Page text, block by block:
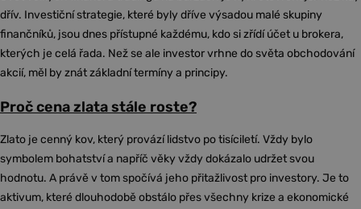
dřív. Investiční strategie, které byly dříve výsadou malé skupiny
finančníků, jsou dnes přístupné každému, kdo si zřídí účet u brokera,
kterých je celá řada. Než se ale investor vrhne do světa obchodování
akcií, měl by znát základní termíny a principy.
Proč cena zlata stále roste?
Zlato je cenný kov, který provází lidstvo po tisíciletí. Vždy bylo
symbolem bohatství a napříč věky vždy dokázalo udržet svou
hodnotu. A právě v tom spočívá jeho přitažlivost pro investory. Je to
aktivum, které dlouhodobě obstálo přes všechny krize a ekonomické